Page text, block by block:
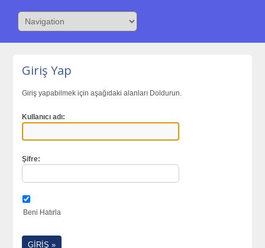
Giriş Yap
Giriş yapabilmek için aşağıdaki alanları Doldurun.
Kullanıcı adı:
Şifre:
Beni Hatırla